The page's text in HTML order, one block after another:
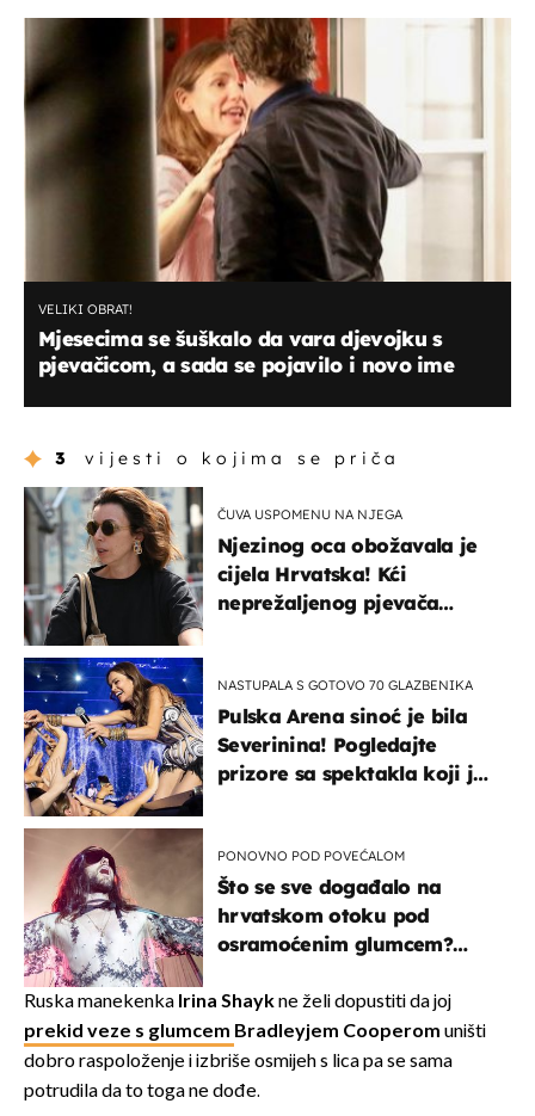
VELIKI OBRAT!
Mjesecima se šuškalo da vara djevojku s
pjevačicom, a sada se pojavilo i novo ime
3 vijesti o kojima se priča
ČUVA USPOMENU NA NJEGA
Njezinog oca obožavala je
cijela Hrvatska! Kći
neprežaljenog pjevača
NASTUPALA S GOTOVO 70 GLAZBENIKA
Pulska Arena sinoć je bila
Severinina! Pogledajte
prizore sa spektakla koji je
PONOVNO POD POVEĆALOM
Što se sve događalo na
hrvatskom otoku pod
osramoćenim glumcem?
izazivaju nevjericu
Ruska manekenka Irina Shaykne želi dopustiti da joj
prekid veze s glumcem Bradleyjem Cooperom uništi
dobro raspoloženje i izbriše osmijeh s lica pa se sama
potrudila da to toga ne dođe.